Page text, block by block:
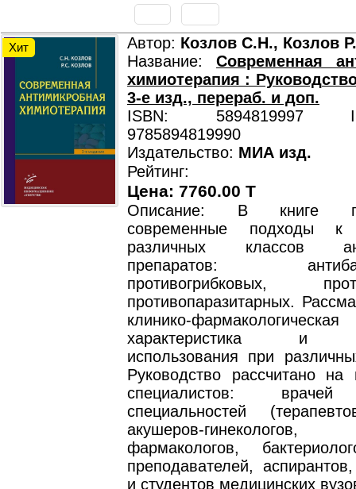
Хит Автор: Козлов С.Н., Козлов
Название: Современная
химиотерапия :
3-е изд., перераб. и доп.
ISBN: 5894819997
9785894819990
Издательство: МИА изд.
Рейтинг:
Цена: 7760.00 T
Описание: В книге
современные подходы к
различных классов
препаратов:
противогрибковых,
противопаразитарных.
клинико-фармакологическая
характеристика и
использования при
Руководство рассчитано на
специалистов: врачей
специальностей
акушеров-гинекологов,
фармакологов,
преподавателей,
и студентов медицинских